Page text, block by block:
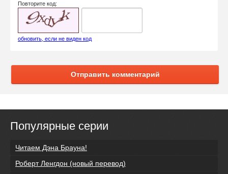
Повторите код:
обновить, если не виден код
Отправить комментарий
Популярные серии
Читаем Дэна Брауна!
Роберт Ленгдон (новый перевод)